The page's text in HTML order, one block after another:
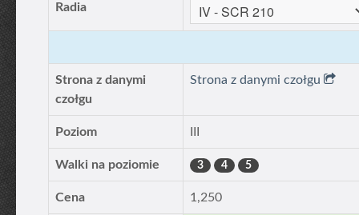
Radia
Strona z danymi
czołgu
Strona z danymi czołgu
Poziom
Walki na poziomie 3 4 5
Cena 1,250